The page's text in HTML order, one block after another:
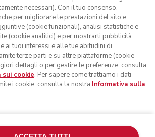
Uniti e altrove.
necessari). Con il tuo consenso,
per migliorare le prestazioni del sito e
(cookie funzionali), analisi statistiche e
(cookie analitici) e per mostrarti pubblicità
ai tuoi interessi e alle tue abitudini di
terze parti e su altre piattaforme (cookie
dettagli o per gestire le preferenze, consulta
sui cookie. Per sapere come trattiamo i dati
i cookie, consulta la nostra Informativa sulla